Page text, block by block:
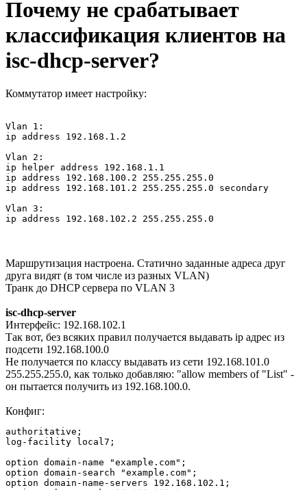
Почему не срабатывает
классификация клиентов на
isc-dhcp-server?
Коммутатор имеет настройку:
Vlan 1:
ip address 192.168.1.2
Vlan 2:
ip helper address 192.168.1.1
ip address 192.168.100.2 255.255.255.0
ip address 192.168.101.2 255.255.255.0 secondary
Vlan 3:
ip address 192.168.102.2 255.255.255.0
Маршрутизация настроена. Статично заданные адреса друг
друга видят (в том числе из разных VLAN)
Транк до DHCP сервера по VLAN 3
isc-dhcp-server
Интерфейс: 192.168.102.1
Так вот, без всяких правил получается выдавать ip адрес из
подсети 192.168.100.0
Не получается по классу выдавать из сети 192.168.101.0
255.255.255.0, как только добавляю: "allow members of "List" -
он пытается получить из 192.168.100.0.
Конфиг:
authoritative;
log-facility local7;
option domain-name "example.com";
option domain-search "example.com";
option domain-name-servers 192.168.102.1;